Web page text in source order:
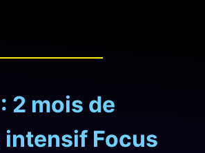
2 mois de
Focus